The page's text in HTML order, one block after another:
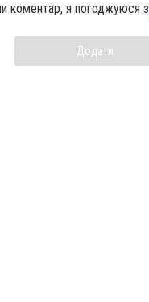
коментар, я погоджуюся з
Додати